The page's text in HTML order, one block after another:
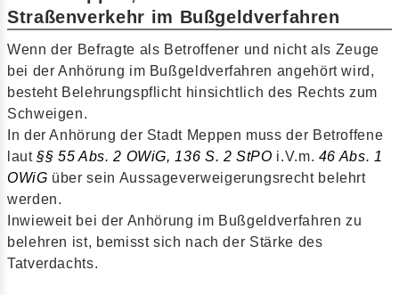
Straßenverkehr im Bußgeldverfahren
Wenn der Befragte als Betroffener und nicht als Zeuge
bei der Anhörung im Bußgeldverfahren angehört wird,
besteht Belehrungspflicht hinsichtlich des Rechts zum
Schweigen.
In der Anhörung der Stadt Meppen muss der Betroffene
laut§§ 55 Abs. 2 OWiG, 136 S. 2 StPO i.V.m. 46 Abs. 1
OWiG über sein Aussageverweigerungsrecht belehrt
werden.
Inwieweit bei der Anhörung im Bußgeldverfahren zu
belehren ist, bemisst sich nach der Stärke des
Tatverdachts.